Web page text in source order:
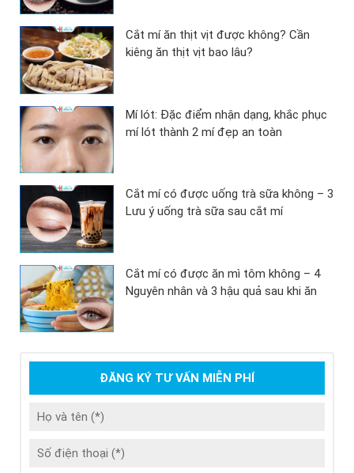
Cắt mí ăn thịt vịt được không? Cần
kiêng ăn thịt vịt bao lâu?
Mí lót: Đặc điểm nhận dạng, khắc phục
mí lót thành 2 mí đẹp an toàn
Cắt mí có được uống trà sữa không – 3
Lưu ý uống trà sữa sau cắt mí
Cắt mí có được ăn mì tôm không – 4
Nguyên nhân và 3 hậu quả sau khi ăn
ĐĂNG KÝ TƯ VẤN MIỄN PHÍ